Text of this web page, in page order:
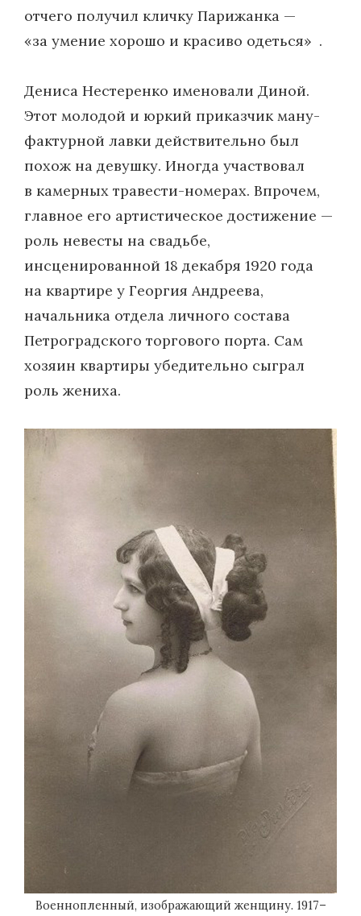
отчего получил кличку Парижанка —
«за умение хорошо и красиво одеться» .
Дениса Нестеренко именовали Диной.
Этот молодой и юркий приказчик ману­
фактурной лавки действительно был
похож на девушку. Иногда участвовал
в камерных травести-номерах. Впрочем,
главное его артистическое дости­жение —
роль невесты на свадьбе,
инсценированной 18 декабря 1920 года
на квартире у Георгия Андреева,
начальника отдела личного состава
Петроградского торгового порта. Сам
хозяин квартиры убедительно сыграл
роль жениха.
Военнопленный, изображающий женщину. 1917–